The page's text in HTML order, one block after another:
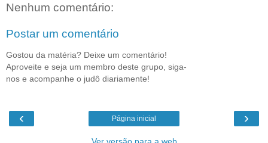
Nenhum comentário:
Postar um comentário
Gostou da matéria? Deixe um comentário!
Aproveite e seja um membro deste grupo, siga-
nos e acompanhe o judô diariamente!
‹ ›
Página inicial